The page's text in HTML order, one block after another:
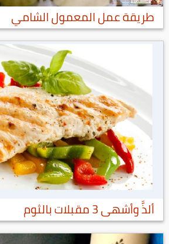
طريقة عمل المعمول الشامي
ألذَّ وأشهى 3 مقبلات بالثوم